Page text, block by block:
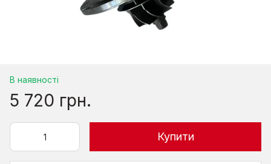
В наявності
5 720 грн.
Купити